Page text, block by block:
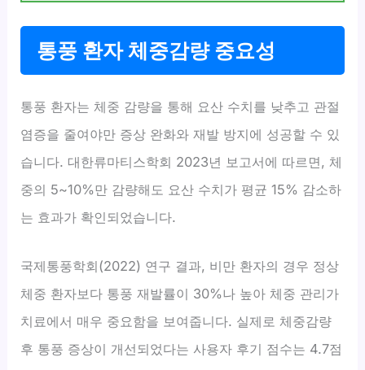
통풍 환자 체중감량 중요성
통풍 환자는 체중 감량을 통해 요산 수치를 낮추고 관절
염증을 줄여야만 증상 완화와 재발 방지에 성공할 수 있
습니다. 대한류마티스학회 2023년 보고서에 따르면, 체
중의 5~10%만 감량해도 요산 수치가 평균 15% 감소하
는 효과가 확인되었습니다.
국제통풍학회(2022) 연구 결과, 비만 환자의 경우 정상
체중 환자보다 통풍 재발률이 30%나 높아 체중 관리가
치료에서 매우 중요함을 보여줍니다. 실제로 체중감량
후 통풍 증상이 개선되었다는 사용자 후기 점수는 4.7점